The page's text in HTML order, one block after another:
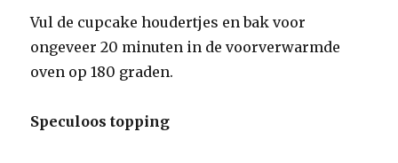
Vul de cupcake houdertjes en bak voor
ongeveer 20 minuten in de voorverwarmde
oven op 180 graden.
Speculoos topping